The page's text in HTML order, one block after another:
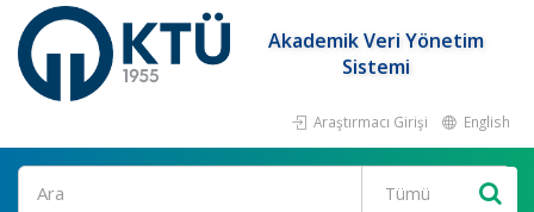
Akademik Veri Yönetim
Sistemi
Araştırmacı Girişi English
Ara